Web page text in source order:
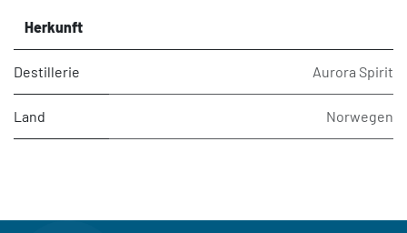
Herkunft
Destillerie Aurora Spirit
Land Norwegen